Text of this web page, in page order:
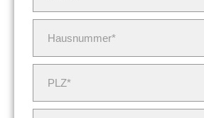
Hausnummer*
PLZ*